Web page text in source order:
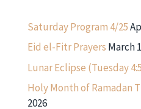
Saturday Program 4/25
Eid el-Fitr Prayers March
Lunar Eclipse (Tuesday
Holy Month of Ramadan
2026